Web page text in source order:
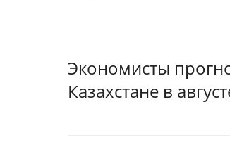
Экономисты
Казахстане в